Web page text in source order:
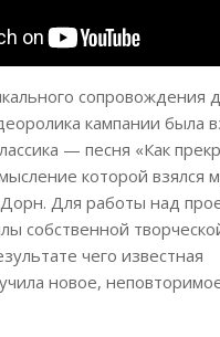
сопровождения
кампании была
— песня «Как
которой взялся
Для работы над
собственной
чего известная
новое,